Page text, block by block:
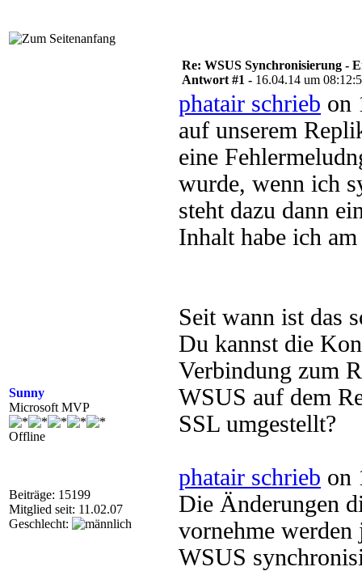
Sunny
Microsoft MVP
Offline
Beiträge: 15199
Mitglied seit: 11.02.07
Geschlecht:
Re: WSUS Synchronisierung -
Antwort #1 - 16.04.14 um
phatair schrieb on
auf unserem
eine
wurde, wenn ich
steht dazu dann
Inhalt habe ich
Seit wann ist das
Du kannst die
Verbindung zum
WSUS auf dem
SSL umgestellt?
phatair schrieb on
Die Änderungen
vornehme
WSUS